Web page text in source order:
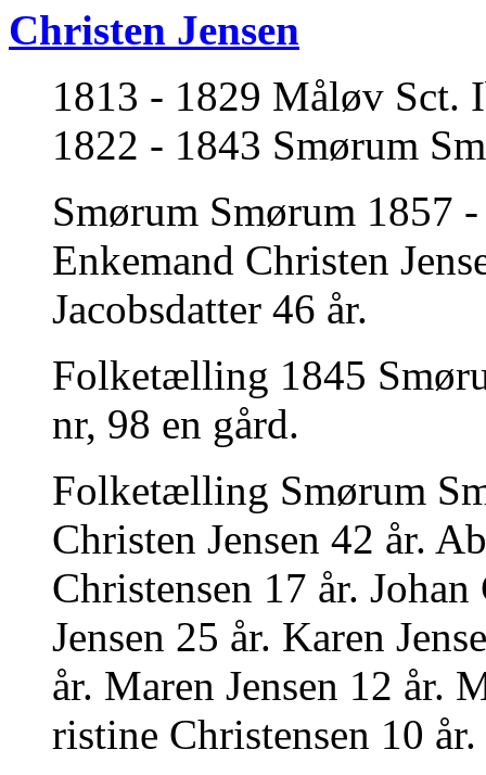
Christen Jensen
1813 - 1829 Måløv Sct.
1822 - 1843 Smørum
Smørum Smørum 1857
Enkemand Christen
Jacobsdatter 46 år.
Folketælling 1845
nr, 98 en gård.
Folketælling Smørum
Christen Jensen 42 år.
Christensen 17 år.
Jensen 25 år. Karen
år. Maren Jensen 12 år.
ristine Christensen 10 år.